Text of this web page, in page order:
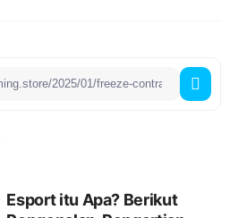
Esport itu Apa? Berikut